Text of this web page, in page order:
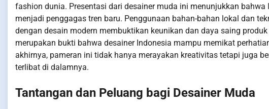
fashion dunia. Presentasi dari desainer muda ini menunjukkan
menjadi penggagas tren baru. Penggunaan bahan-bahan lokal dan
dengan desain modern membuktikan keunikan dan daya saing
merupakan bukti bahwa desainer Indonesia mampu memikat
akhirnya, pameran ini tidak hanya merayakan kreativitas tetapi juga
terlibat di dalamnya.
Tantangan dan Peluang bagi Desainer Muda